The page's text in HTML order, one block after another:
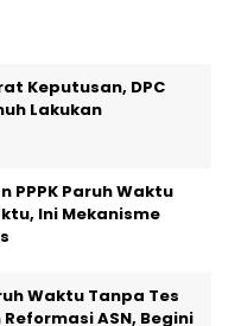
Keputusan, DPC
Lakukan
PPPK Paruh Waktu
Ini Mekanisme
Waktu Tanpa Tes
ASN, Begini